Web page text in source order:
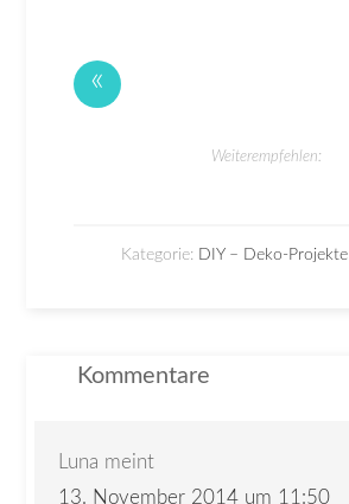
«
Weiterempfehlen:
Kategorie: DIY – Deko-Projekte
Kommentare
Luna meint
13. November 2014 um 11:50